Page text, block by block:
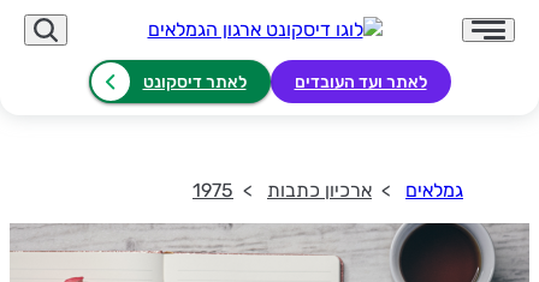
לאתר ועד העובדים לאתר דיסקונט
גמלאים ארכיון כתבות 1975